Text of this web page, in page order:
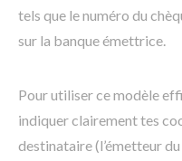
tels que le numéro du
sur la banque émettrice.
Pour utiliser ce modèle
indiquer clairement tes
destinataire (l’émetteur